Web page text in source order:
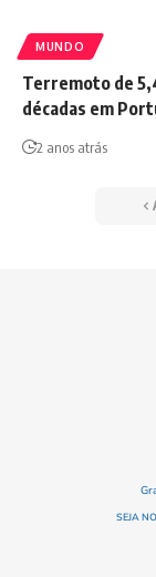
MUNDO
Terremoto de
décadas em
2 anos atrás
SEJA